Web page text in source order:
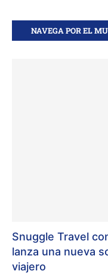
NAVEGA POR EL
Snuggle Travel
lanza una nueva
viajero